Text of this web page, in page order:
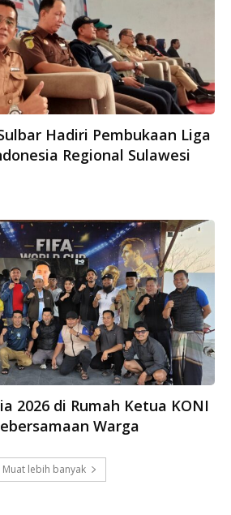
Hadiri Pembukaan Liga
Regional Sulawesi
2026 di Rumah Ketua KONI
Warga
Muat lebih banyak